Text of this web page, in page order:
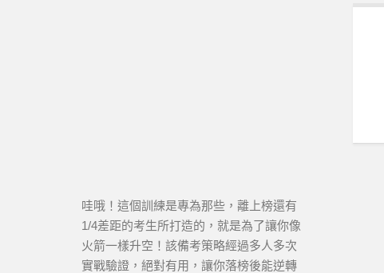
哇哦！這個訓練是專為那些，離上榜還有
1/4差距的考生所打造的，就是為了讓你像
火箭一樣升空！該備考策略經過多人多次
實戰驗證，絕對有用，讓你落榜後能逆轉